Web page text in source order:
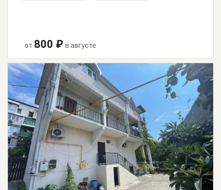
от 800 ₽ в августе